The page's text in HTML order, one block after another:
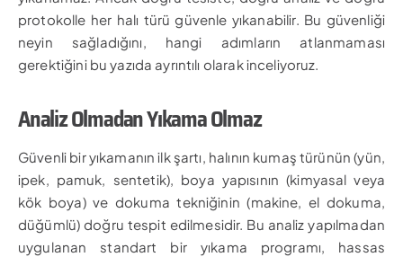
protokolle her halı türü güvenle yıkanabilir. Bu güvenliği
neyin sağladığını, hangi adımların atlanmaması
gerektiğini bu yazıda ayrıntılı olarak inceliyoruz.
Analiz Olmadan Yıkama Olmaz
Güvenli bir yıkamanın ilk şartı, halının kumaş türünün (yün,
ipek, pamuk, sentetik), boya yapısının (kimyasal veya
kök boya) ve dokuma tekniğinin (makine, el dokuma,
düğümlü) doğru tespit edilmesidir. Bu analiz yapılmadan
uygulanan standart bir yıkama programı, hassas